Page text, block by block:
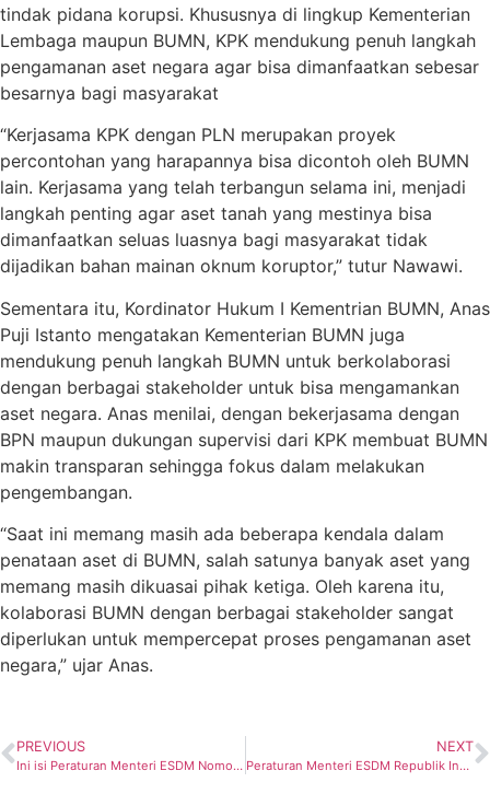
tindak pidana korupsi. Khususnya di lingkup Kementerian
Lembaga maupun BUMN, KPK mendukung penuh langkah
pengamanan aset negara agar bisa dimanfaatkan sebesar
besarnya bagi masyarakat
“Kerjasama KPK dengan PLN merupakan proyek
percontohan yang harapannya bisa dicontoh oleh BUMN
lain. Kerjasama yang telah terbangun selama ini, menjadi
langkah penting agar aset tanah yang mestinya bisa
dimanfaatkan seluas luasnya bagi masyarakat tidak
dijadikan bahan mainan oknum koruptor,” tutur Nawawi.
Sementara itu, Kordinator Hukum I Kementrian BUMN, Anas
Puji Istanto mengatakan Kementerian BUMN juga
mendukung penuh langkah BUMN untuk berkolaborasi
dengan berbagai stakeholder untuk bisa mengamankan
aset negara. Anas menilai, dengan bekerjasama dengan
BPN maupun dukungan supervisi dari KPK membuat BUMN
makin transparan sehingga fokus dalam melakukan
pengembangan.
“Saat ini memang masih ada beberapa kendala dalam
penataan aset di BUMN, salah satunya banyak aset yang
memang masih dikuasai pihak ketiga. Oleh karena itu,
kolaborasi BUMN dengan berbagai stakeholder sangat
diperlukan untuk mempercepat proses pengamanan aset
negara,” ujar Anas.
PREVIOUS
Ini isi Peraturan Menteri ESDM Nomor 29 Tahun 2021 tentang Tata Cara Penetapan Metodologi, Formula Harga dan Harga Minyak Mentah Indonesia
NEXT
Peraturan Menteri ESDM Republik Indonesia Nomor 32 Tahun 2021 tentang Inspeksi Teknis dan Pemeriksaan Keselamatan Instalasi dan Peralatan Pada Kegiatan Usaha Minyak dan Gas Bumi (Migas)